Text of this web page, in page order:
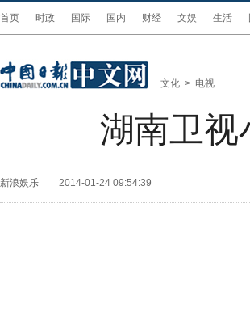
首页 时政 国际 国内 财经 文娱 生活
文化 > 电视
湖南卫视
新浪娱乐 2014-01-24 09:54:39